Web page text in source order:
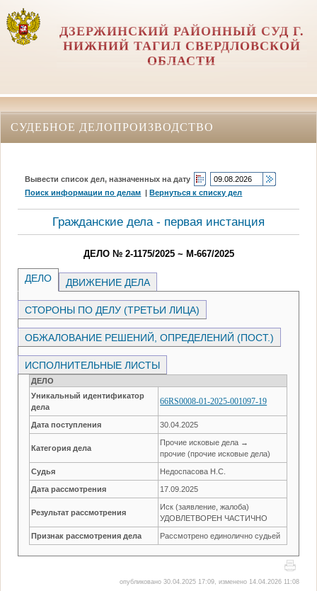
ДЗЕРЖИНСКИЙ РАЙОННЫЙ СУД Г.
НИЖНИЙ ТАГИЛ СВЕРДЛОВСКОЙ
ОБЛАСТИ
СУДЕБНОЕ ДЕЛОПРОИЗВОДСТВО
Вывести список дел, назначенных на дату
Поиск информации по делам |Вернуться к списку дел
Гражданские дела - первая инстанция
ДЕЛО № 2-1175/2025 ~ М-667/2025
ДЕЛО ДВИЖЕНИЕ ДЕЛА
СТОРОНЫ ПО ДЕЛУ (ТРЕТЬИ ЛИЦА)
ОБЖАЛОВАНИЕ РЕШЕНИЙ, ОПРЕДЕЛЕНИЙ (ПОСТ.)
ИСПОЛНИТЕЛЬНЫЕ ЛИСТЫ
ДЕЛО
Уникальный идентификатор
дела
66RS0008-01-2025-001097-19
Дата поступления 30.04.2025
Категория дела
Прочие исковые дела →
прочие (прочие исковые дела)
Судья Недоспасова Н.С.
Дата рассмотрения 17.09.2025
Результат рассмотрения
Иск (заявление, жалоба)
УДОВЛЕТВОРЕН ЧАСТИЧНО
Признак рассмотрения дела Рассмотрено единолично судьей
опубликовано 30.04.2025 17:09, изменено 14.04.2026 11:08